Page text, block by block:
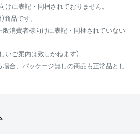
けに表記・同梱されておりません。
品です。
消費者様向けに表記・同梱されていない
いご案内は致しかねます)
合、パッケージ無しの商品も正常品とし